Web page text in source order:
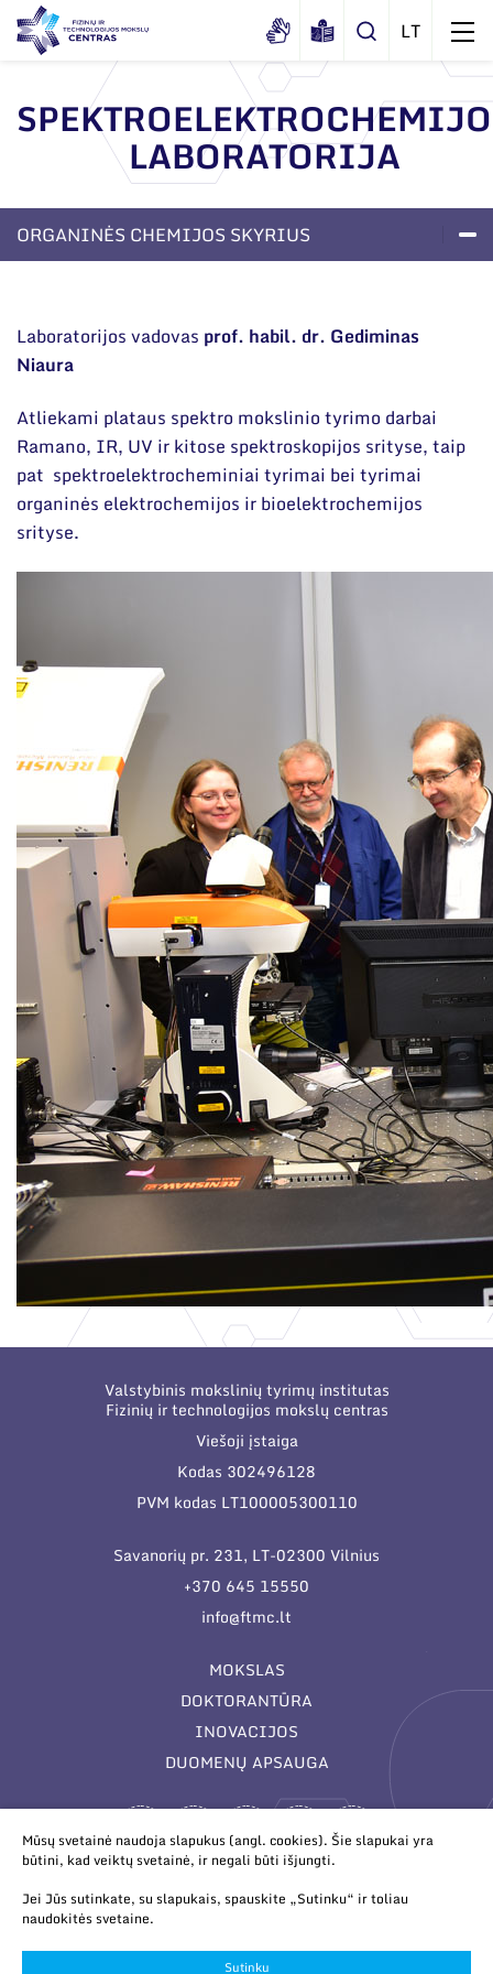
Apie mus
Dokumentai
Sertifikatai ir akreditavimo pažymėjimai
Darbuotojams
Nuorodos
Narystė nacionalinėse ir tarptautinėse
organizacijose bei asociacijose
Struktūra
Administracija
Moksliniai skyriai
Tarptautinė patarėjų taryba
Mokslininkai emeritai
Naujienos
Tinklalaidės
Darbuotojų kontaktai
LABORATORIJA
ORGANINĖS CHEMIJOS SKYRIUS
Laboratorijos vadovas prof. habil. dr. Gediminas
Niaura
Atliekami plataus spektro mokslinio tyrimo darbai
Ramano, IR, UV ir kitose spektroskopijos srityse, taip
pat spektroelektrocheminiai tyrimai bei tyrimai
organinės elektrochemijos ir bioelektrochemijos
srityse.
Valstybinis mokslinių tyrimų institutas
Fizinių ir technologijos mokslų centras
Viešoji įstaiga
Kodas 302496128
PVM kodas LT100005300110
Savanorių pr. 231, LT-02300 Vilnius
+370 645 15550
info@ftmc.lt
MOKSLAS
DOKTORANTŪRA
INOVACIJOS
DUOMENŲ APSAUGA
© 2026 Valstybinis mokslinių tyrimų institutas Fizinių ir
technologijos mokslų centras. Duomenys kaupiami ir saugomi
Mūsų svetainė naudoja slapukus (angl. cookies). Šie slapukai yra
būtini, kad veiktų svetainė, ir negali būti išjungti.
Jei Jūs sutinkate, su slapukais, spauskite „Sutinku“ ir toliau
naudokitės svetaine.
Sutinku